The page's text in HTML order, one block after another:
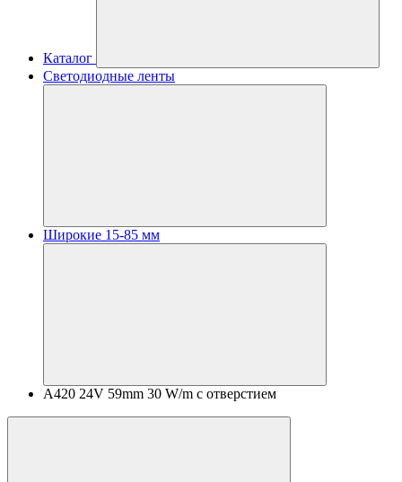
Каталог
Светодиодные ленты
Широкие 15-85 мм
A420 24V 59mm 30 W/m с отверстием